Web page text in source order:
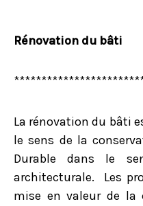
Rénovation du bâti
La rénovation du bâti
le sens de la
Durable dans le
architecturale. Les
mise en valeur de la